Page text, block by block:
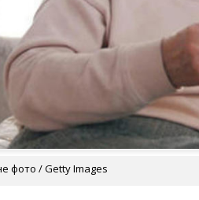
фото / Getty Images